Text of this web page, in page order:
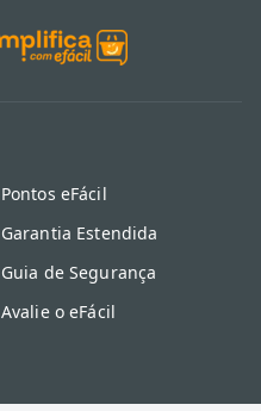
Pontos eFácil
Garantia Estendida
Guia de Segurança
Avalie o eFácil